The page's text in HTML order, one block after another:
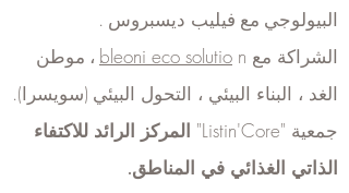
البيولوجي مع فيليب ديسبروس .
الشراكة مع
bleoni eco solutio n ، موطن
الغد ، البناء البيئي ، التحول البيئي (سويسرا).
جمعية "Listin'Core"
المركز الرائد للاكتفاء
الذاتي الغذائي في المناطق.